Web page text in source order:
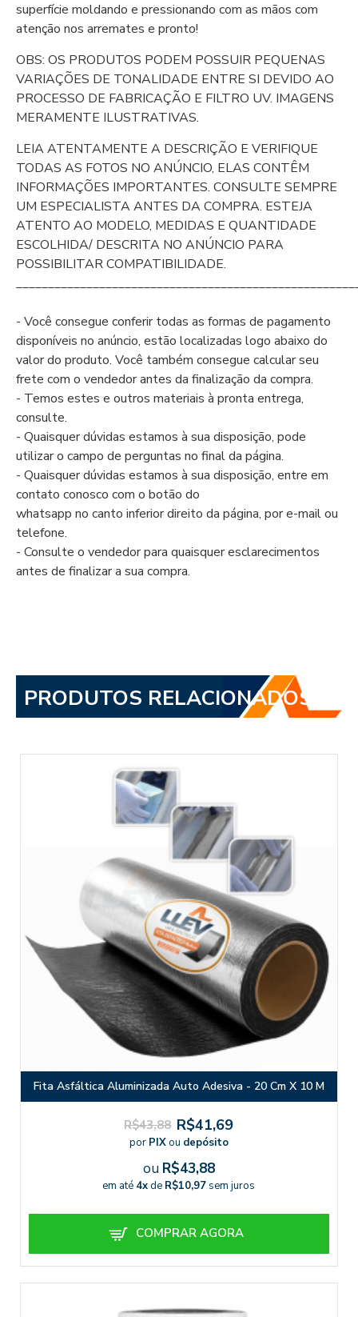
superfície moldando e pressionando com as mãos com
atenção nos arremates e pronto!
OBS: OS PRODUTOS PODEM POSSUIR PEQUENAS
VARIAÇÕES DE TONALIDADE ENTRE SI DEVIDO AO
PROCESSO DE FABRICAÇÃO E FILTRO UV. IMAGENS
MERAMENTE ILUSTRATIVAS.
LEIA ATENTAMENTE A DESCRIÇÃO E VERIFIQUE
TODAS AS FOTOS NO ANÚNCIO, ELAS CONTÊM
INFORMAÇÕES IMPORTANTES. CONSULTE SEMPRE
UM ESPECIALISTA ANTES DA COMPRA. ESTEJA
ATENTO AO MODELO, MEDIDAS E QUANTIDADE
ESCOLHIDA/ DESCRITA NO ANÚNCIO PARA
POSSIBILITAR COMPATIBILIDADE.
- Você consegue conferir todas as formas de pagamento
disponíveis no anúncio, estão localizadas logo abaixo do
valor do produto. Você também consegue calcular seu
frete com o vendedor antes da finalização da compra.
- Temos estes e outros materiais à pronta entrega,
consulte.
- Quaisquer dúvidas estamos à sua disposição, pode
utilizar o campo de perguntas no final da página.
- Quaisquer dúvidas estamos à sua disposição, entre em
contato conosco com o botão do
whatsapp no canto inferior direito da página, por e-mail ou
telefone.
- Consulte o vendedor para quaisquer esclarecimentos
antes de finalizar a sua compra.
PRODUTOS RELACIONADOS
Fita Asfáltica Aluminizada Auto Adesiva - 20 Cm X 10 M
R$43,88 R$41,69
por PIXou depósito
ou R$43,88
em até 4xde R$10,97 sem juros
COMPRAR AGORA